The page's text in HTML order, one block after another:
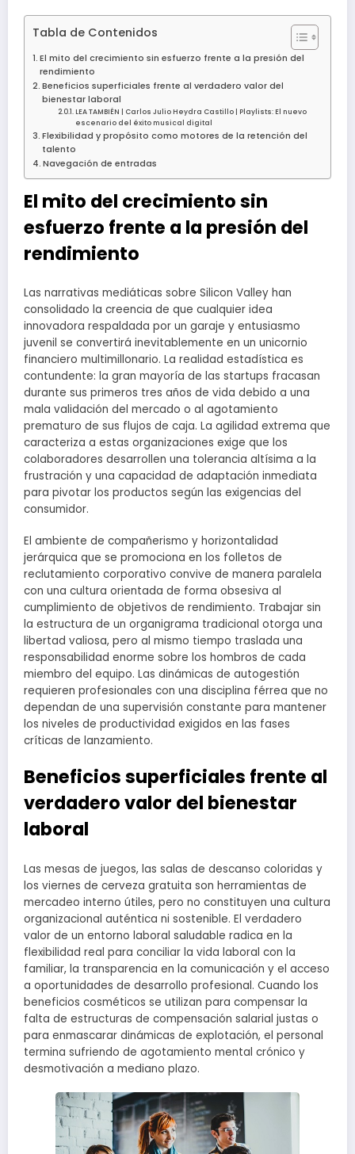
Tabla de Contenidos
El mito del crecimiento sin esfuerzo frente a la presión del
rendimiento
Beneficios superficiales frente al verdadero valor del
bienestar laboral
LEA TAMBIÉN | Carlos Julio Heydra Castillo | Playlists: El nuevo
escenario del éxito musical digital
Flexibilidad y propósito como motores de la retención del
talento
Navegación de entradas
El mito del crecimiento sin
esfuerzo frente a la presión del
rendimiento
Las narrativas mediáticas sobre Silicon Valley han
consolidado la creencia de que cualquier idea
innovadora respaldada por un garaje y entusiasmo
juvenil se convertirá inevitablemente en un unicornio
financiero multimillonario. La realidad estadística es
contundente: la gran mayoría de las startups fracasan
durante sus primeros tres años de vida debido a una
mala validación del mercado o al agotamiento
prematuro de sus flujos de caja. La agilidad extrema que
caracteriza a estas organizaciones exige que los
colaboradores desarrollen una tolerancia altísima a la
frustración y una capacidad de adaptación inmediata
para pivotar los productos según las exigencias del
consumidor.
El ambiente de compañerismo y horizontalidad
jerárquica que se promociona en los folletos de
reclutamiento corporativo convive de manera paralela
con una cultura orientada de forma obsesiva al
cumplimiento de objetivos de rendimiento. Trabajar sin
la estructura de un organigrama tradicional otorga una
libertad valiosa, pero al mismo tiempo traslada una
responsabilidad enorme sobre los hombros de cada
miembro del equipo. Las dinámicas de autogestión
requieren profesionales con una disciplina férrea que no
dependan de una supervisión constante para mantener
los niveles de productividad exigidos en las fases
críticas de lanzamiento.
Beneficios superficiales frente al
verdadero valor del bienestar
laboral
Las mesas de juegos, las salas de descanso coloridas y
los viernes de cerveza gratuita son herramientas de
mercadeo interno útiles, pero no constituyen una cultura
organizacional auténtica ni sostenible. El verdadero
valor de un entorno laboral saludable radica en la
flexibilidad real para conciliar la vida laboral con la
familiar, la transparencia en la comunicación y el acceso
a oportunidades de desarrollo profesional. Cuando los
beneficios cosméticos se utilizan para compensar la
falta de estructuras de compensación salarial justas o
para enmascarar dinámicas de explotación, el personal
termina sufriendo de agotamiento mental crónico y
desmotivación a mediano plazo.